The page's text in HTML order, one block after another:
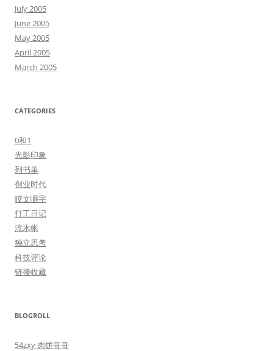
July 2005
June 2005
May 2005
April 2005
March 2005
CATEGORIES
0和1
光影印象
列书单
创业时代
咬文嚼字
打工日记
流水帐
独立思考
科技评论
链接收藏
BLOGROLL
54zxy 肉饼哥哥